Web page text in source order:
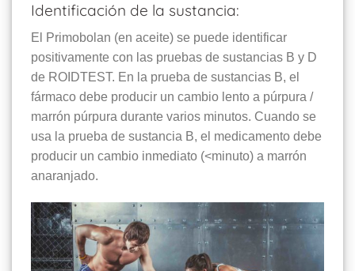
Identificación de la sustancia:
El Primobolan (en aceite) se puede identificar
positivamente con las pruebas de sustancias B y D
de ROIDTEST. En la prueba de sustancias B, el
fármaco debe producir un cambio lento a púrpura /
marrón púrpura durante varios minutos. Cuando se
usa la prueba de sustancia B, el medicamento debe
producir un cambio inmediato (<minuto) a marrón
anaranjado.